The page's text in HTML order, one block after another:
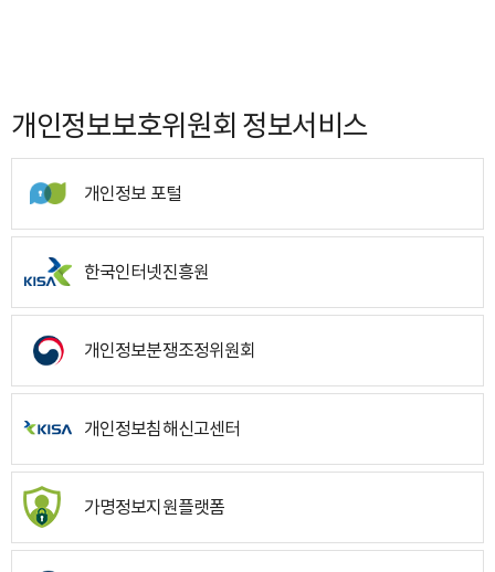
개인정보보호위원회 정보서비스
개인정보 포털
한국인터넷진흥원
개인정보분쟁조정위원회
개인정보침해신고센터
가명정보지원플랫폼